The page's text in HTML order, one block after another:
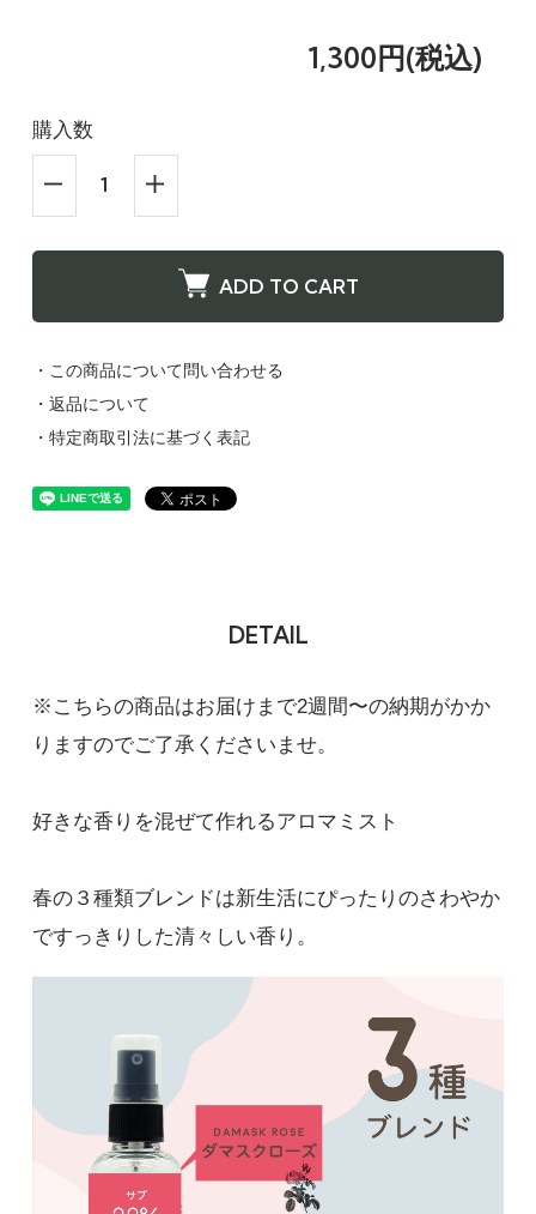
1,300円(税込)
購入数
ADD TO CART
・この商品について問い合わせる
・返品について
・特定商取引法に基づく表記
DETAIL
※こちらの商品はお届けまで2週間〜の納期がかか
りますのでご了承くださいませ。
好きな香りを混ぜて作れるアロマミスト
春の３種類ブレンドは新生活にぴったりのさわやか
ですっきりした清々しい香り。